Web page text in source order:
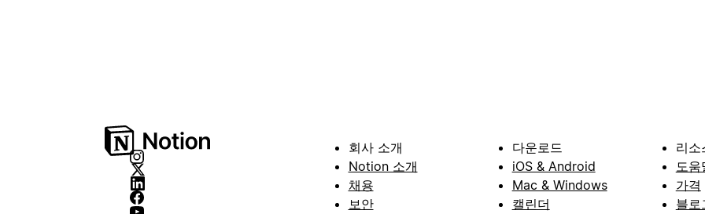
회사 소개
Notion 소개
채용
보안
다운로드
iOS & Android
Mac & Windows
캘린더
리소
도움
가격
블로